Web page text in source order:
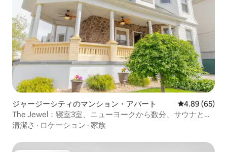
ジャージーシティのマンション・アパート レビュー65
4.89 (65)
The Jewel：寝室3室、ニューヨークから数分、サウナと駐
車場完備！
清潔さ · ロケーション · 家族